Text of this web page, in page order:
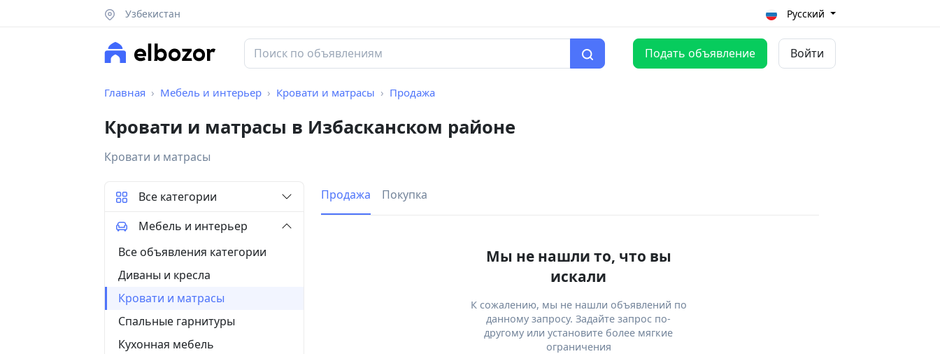
Узбекистан Русский
Подать объявление Войти
Главная Мебель и интерьер Кровати и матрасы Продажа
Кровати и матрасы в Избасканском районе
Кровати и матрасы
Продажа Покупка
Мы не нашли то, что вы
искали
К сожалению, мы не нашли объявлений по
данному запросу. Задайте запрос по-
другому или установите более мягкие
ограничения
Все категории
Мебель и интерьер
Все объявления категории
Диваны и кресла
Кровати и матрасы
Спальные гарнитуры
Кухонная мебель